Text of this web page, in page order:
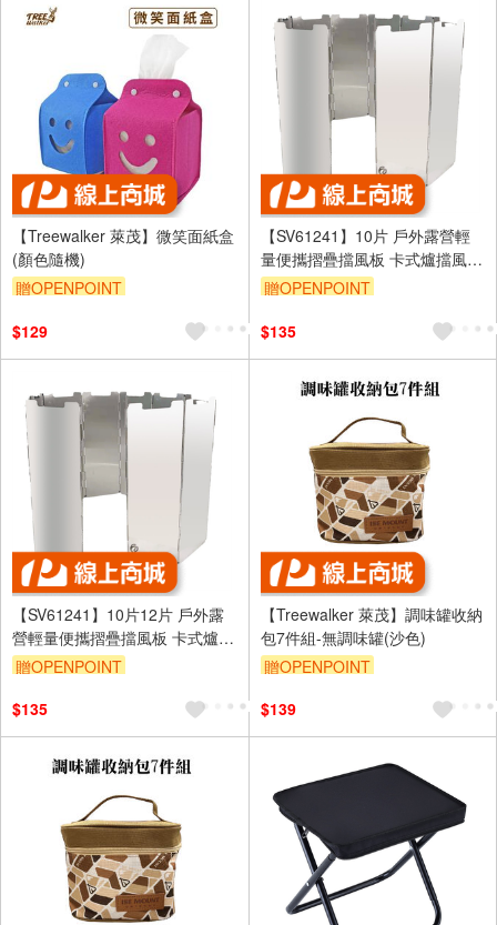
【Treewalker 萊茂】微笑面紙盒
(顏色隨機)
贈OPENPOINT
$129
【SV61241】10片 戶外露營輕
量便攜摺疊擋風板 卡式爐擋風
防風 擋火 戶外野餐登山 附收納
贈OPENPOINT
$135
【SV61241】10片12片 戶外露
營輕量便攜摺疊擋風板 卡式爐擋
風 防風 擋火 戶外野餐登山 附收
贈OPENPOINT
$135
【Treewalker 萊茂】調味罐收納
包7件組-無調味罐(沙色)
贈OPENPOINT
$139